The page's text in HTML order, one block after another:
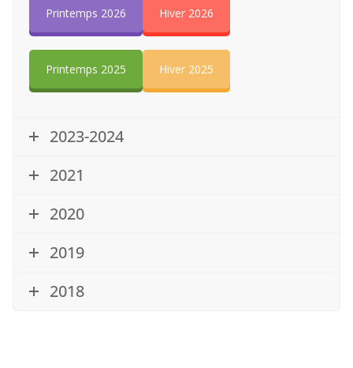
Printemps 2026 Hiver 2026
Printemps 2025 Hiver 2025
2023-2024
2021
2020
2019
2018